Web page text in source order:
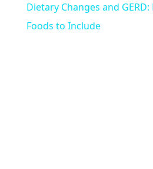
Dietary Changes and
Foods to Include